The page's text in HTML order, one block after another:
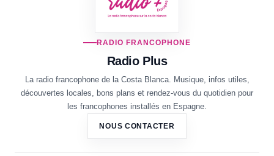
RADIO FRANCOPHONE
Radio Plus
La radio francophone de la Costa Blanca. Musique, infos utiles,
découvertes locales, bons plans et rendez-vous du quotidien pour
les francophones installés en Espagne.
NOUS CONTACTER